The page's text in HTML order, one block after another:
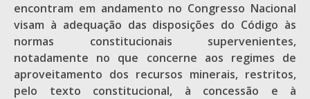
encontram em andamento no Congresso Nacional
visam à adequação das disposições do Código às
normas constitucionais supervenientes,
notadamente no que concerne aos regimes de
aproveitamento dos recursos minerais, restritos,
pelo texto constitucional, à concessão e à